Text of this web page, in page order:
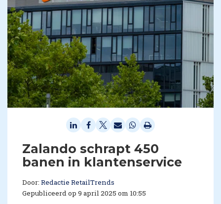
Zalando schrapt 450
banen in klantenservice
Door: Redactie RetailTrends
Gepubliceerd op 9 april 2025 om 10:55